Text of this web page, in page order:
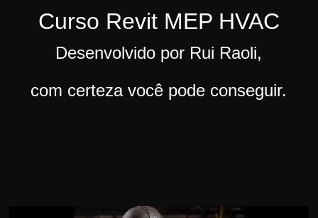
Curso Revit MEP HVAC
Desenvolvido por Rui Raoli,
com certeza você pode conseguir.